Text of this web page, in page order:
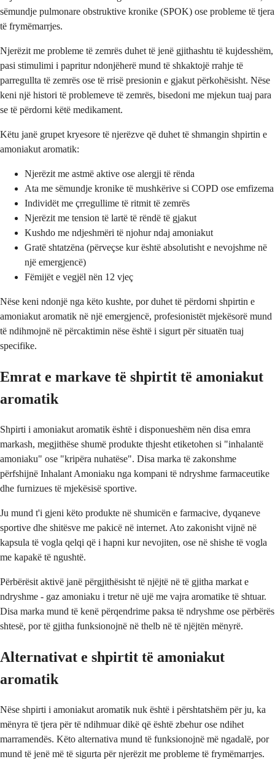
sëmundje pulmonare obstruktive kronike (SPOK) ose probleme të tjera
të frymëmarrjes.
Njerëzit me probleme të zemrës duhet të jenë gjithashtu të kujdesshëm,
pasi stimulimi i papritur ndonjëherë mund të shkaktojë rrahje të
parregullta të zemrës ose të rrisë presionin e gjakut përkohësisht. Nëse
keni një histori të problemeve të zemrës, bisedoni me mjekun tuaj para
se të përdorni këtë medikament.
Këtu janë grupet kryesore të njerëzve që duhet të shmangin shpirtin e
amoniakut aromatik:
Njerëzit me astmë aktive ose alergji të rënda
Ata me sëmundje kronike të mushkërive si COPD ose emfizema
Individët me çrregullime të ritmit të zemrës
Njerëzit me tension të lartë të rëndë të gjakut
Kushdo me ndjeshmëri të njohur ndaj amoniakut
Gratë shtatzëna (përveçse kur është absolutisht e nevojshme në
një emergjencë)
Fëmijët e vegjël nën 12 vjeç
Nëse keni ndonjë nga këto kushte, por duhet të përdorni shpirtin e
amoniakut aromatik në një emergjencë, profesionistët mjekësorë mund
të ndihmojnë në përcaktimin nëse është i sigurt për situatën tuaj
specifike.
Emrat e markave të shpirtit të amoniakut
aromatik
Shpirti i amoniakut aromatik është i disponueshëm nën disa emra
markash, megjithëse shumë produkte thjesht etiketohen si "inhalantë
amoniaku" ose "kripëra nuhatëse". Disa marka të zakonshme
përfshijnë Inhalant Amoniaku nga kompani të ndryshme farmaceutike
dhe furnizues të mjekësisë sportive.
Ju mund t'i gjeni këto produkte në shumicën e farmacive, dyqaneve
sportive dhe shitësve me pakicë në internet. Ato zakonisht vijnë në
kapsula të vogla qelqi që i hapni kur nevojiten, ose në shishe të vogla
me kapakë të ngushtë.
Përbërësit aktivë janë përgjithësisht të njëjtë në të gjitha markat e
ndryshme - gaz amoniaku i tretur në ujë me vajra aromatike të shtuar.
Disa marka mund të kenë përqendrime paksa të ndryshme ose përbërës
shtesë, por të gjitha funksionojnë në thelb në të njëjtën mënyrë.
Alternativat e shpirtit të amoniakut
aromatik
Nëse shpirti i amoniakut aromatik nuk është i përshtatshëm për ju, ka
mënyra të tjera për të ndihmuar dikë që është zbehur ose ndihet
marramendës. Këto alternativa mund të funksionojnë më ngadalë, por
mund të jenë më të sigurta për njerëzit me probleme të frymëmarrjes.